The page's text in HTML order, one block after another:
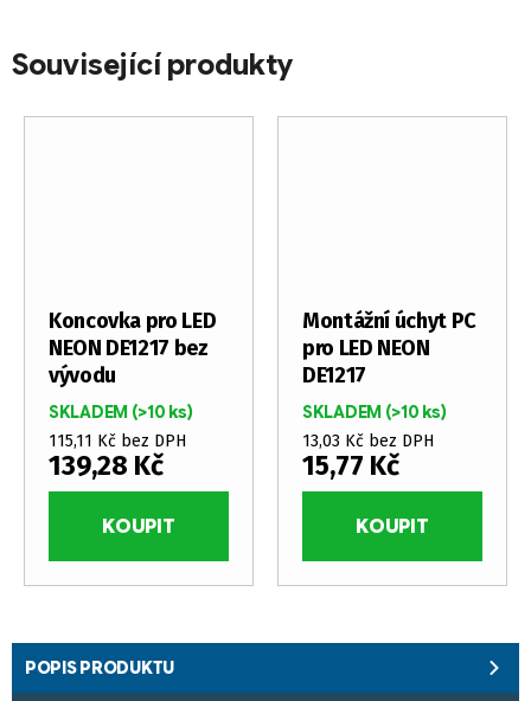
Související produkty
Koncovka pro LED
NEON DE1217 bez
vývodu
SKLADEM (>10 ks)
115,11 Kč bez DPH
139,28 Kč
KOUPIT
Montážní úchyt PC
pro LED NEON
DE1217
SKLADEM (>10 ks)
13,03 Kč bez DPH
15,77 Kč
KOUPIT
POPIS PRODUKTU